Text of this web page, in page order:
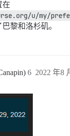
在
u/my/
黎和洛杉矶。
2022 年8
6